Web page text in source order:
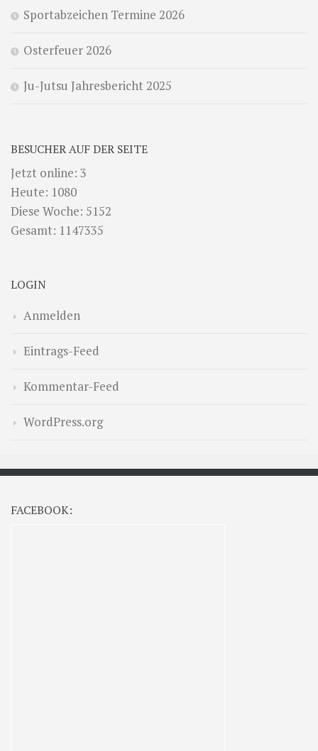
Sportabzeichen Termine 2026
Osterfeuer 2026
Ju-Jutsu Jahresbericht 2025
BESUCHER AUF DER SEITE
Jetzt online: 3
Heute: 1080
Diese Woche: 5152
Gesamt: 1147335
LOGIN
Anmelden
Eintrags-Feed
Kommentar-Feed
WordPress.org
FACEBOOK: